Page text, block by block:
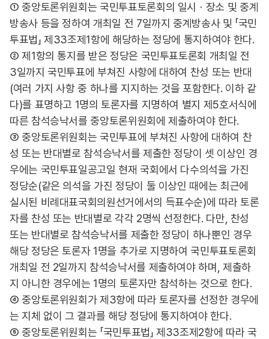
① 중앙토론위원회는 국민투표토론회의 일시ㆍ장소 및 중계
방송사 등을 정하여 개최일 전 7일까지 중계방송사 및 「국민
투표법」 제33조제1항에 해당하는 정당에 통지하여야 한다.
② 제1항의 통지를 받은 정당은 국민투표토론회 개최일 전
3일까지 국민투표에 부쳐진 사항에 대하여 찬성 또는 반대
(여러 가지 사항 중 하나를 지지하는 것을 포함한다. 이하 같
다)를 표명하고 1명의 토론자를 지명하여 별지 제5호서식에
따른 참석승낙서를 중앙토론위원회에 제출하여야 한다.
③ 중앙토론위원회는 국민투표에 부쳐진 사항에 대하여 찬
성 또는 반대별로 참석승낙서를 제출한 정당이 셋 이상인 경
우에는 국민투표일공고일 현재 국회에서 다수의석을 가진
정당순(같은 의석을 가진 정당이 둘 이상인 때에는 최근에
실시된 비례대표국회의원선거에서의 득표수순)에 따라 토론
자를 찬성 또는 반대별로 각각 2명씩 선정한다. 다만, 찬성
또는 반대별로 참석승낙서를 제출한 정당이 하나뿐인 경우
해당 정당은 토론자 1명을 추가로 지명하여 국민투표토론회
개최일 전 2일까지 참석승낙서를 제출하여야 하며, 제출하
지 아니한 경우에는 1명의 토론자만 참석하는 것으로 한다.
④ 중앙토론위원회가 제3항에 따라 토론자를 선정한 경우에
는 지체 없이 그 결과를 해당 정당에 통지하여야 한다.
⑤ 중앙토론위원회는 「국민투표법」 제33조제2항에 따라 국